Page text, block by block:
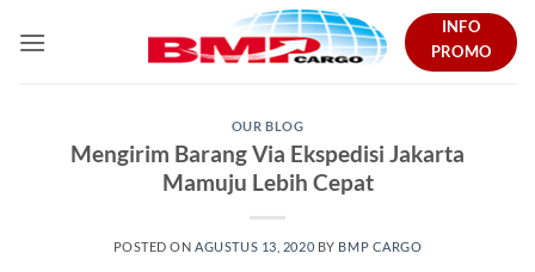
INFO
PROMO
OUR BLOG
Mengirim Barang Via Ekspedisi Jakarta
Mamuju Lebih Cepat
POSTED ON AGUSTUS 13, 2020 BY BMP CARGO